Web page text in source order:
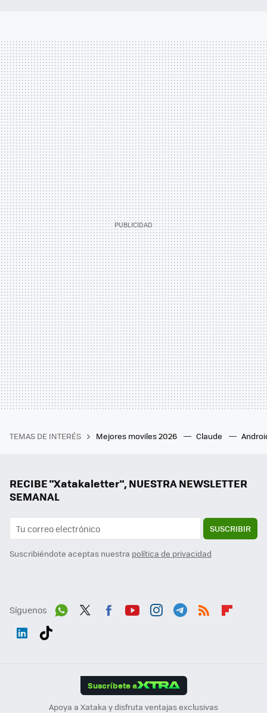
TEMAS DE INTERÉS Mejores moviles 2026 Claude
RECIBE "Xatakaletter", NUESTRA NEWSLETTER
SEMANAL
SUSCRIBIR
Suscribiéndote aceptas nuestra política de privacidad
Síguenos
Suscríbete a
Apoya a Xataka y disfruta ventajas exclusivas